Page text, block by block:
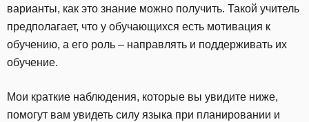
варианты, как это знание можно получить. Такой учитель
предполагает, что у обучающихся есть мотивация к
обучению, а его роль – направлять и поддерживать их
обучение.
Мои краткие наблюдения, которые вы увидите ниже,
помогут вам увидеть силу языка при планировании и